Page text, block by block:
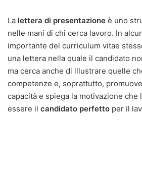
La lettera di presentazione è uno
nelle mani di chi cerca lavoro. In
importante del curriculum vitae
una lettera nella quale il candidato
ma cerca anche di illustrare quelle
competenze e, soprattutto,
capacità e spiega la motivazione che
essere il candidato perfetto per il